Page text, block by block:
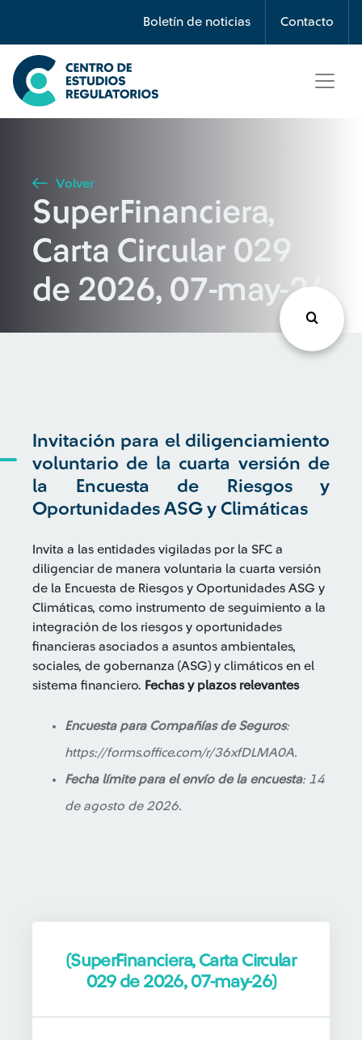
Boletín de noticias Contacto
Búsqueda
Seleccione país
Buscar
Volver
SuperFinanciera,
Carta Circular 029
de 2026, 07-may-26
Invitación para el diligenciamiento
voluntario de la cuarta versión de
la Encuesta de Riesgos y
Oportunidades ASG y Climáticas
Invita a las entidades vigiladas por la SFC a
diligenciar de manera voluntaria la cuarta versión
de la Encuesta de Riesgos y Oportunidades ASG y
Climáticas, como instrumento de seguimiento a la
integración de los riesgos y oportunidades
financieras asociados a asuntos ambientales,
sociales, de gobernanza (ASG) y climáticos en el
sistema financiero. Fechas y plazos relevantes
Encuesta para Compañías de Seguros:
https://forms.office.com/r/36xfDLMA0A.
Fecha límite para el envío de la encuesta: 14
de agosto de 2026.
(SuperFinanciera, Carta Circular
029 de 2026, 07-may-26)